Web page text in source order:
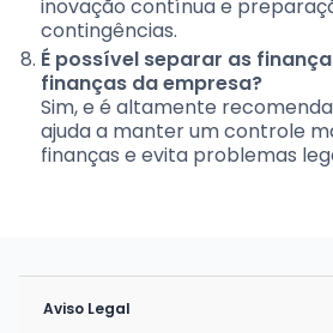
inovação contínua e
contingências.
É possível separar as
finanças da empresa?
Sim, e é altamente
ajuda a manter um controle
finanças e evita problemas
Aviso Legal